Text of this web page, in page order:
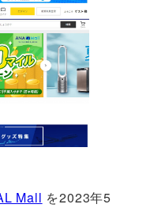
Mall を2023年5